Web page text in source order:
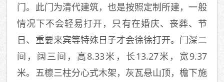
门。此门为清代建筑，也是按照定制所建，一般
情况下不会轻易打开，只有在婚庆、丧葬、节
日、重要来宾等特殊日子才会徐徐打开。门深二
间，阔三间，高8.33米，长13.27米，宽9.37
米。五檩三柱分心式木架，灰瓦悬山顶，檐下施